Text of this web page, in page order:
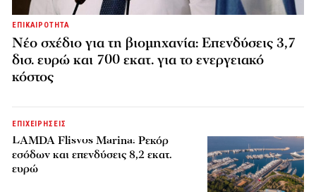
ΕΠΙΚΑΙΡΟΤΗΤΑ
Νέο σχέδιο για τη βιομηχανία: Επενδύσεις 3,7
δισ. ευρώ και 700 εκατ. για το ενεργειακό
κόστος
ΕΠΙΧΕΙΡΗΣΕΙΣ
LAMDA Flisvos Marina: Ρεκόρ
εσόδων και επενδύσεις 8,2 εκατ.
ευρώ